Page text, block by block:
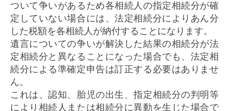
ついて争いがあるため各相続人の指定相続分が確
定していない場合には、法定相続分によりあん分
した税額を各相続人が納付することになります。
遺言についての争いが解決した結果の相続分が法
定相続分と異なることになった場合でも、法定相
続分による準確定申告は訂正する必要はありませ
ん。
これは、認知、胎児の出生、指定相続分の判明等
により相続人または相続分に異動を生じた場合で